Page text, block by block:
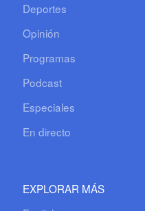
Deportes
Opinión
Programas
Podcast
Especiales
En directo
EXPLORAR MÁS